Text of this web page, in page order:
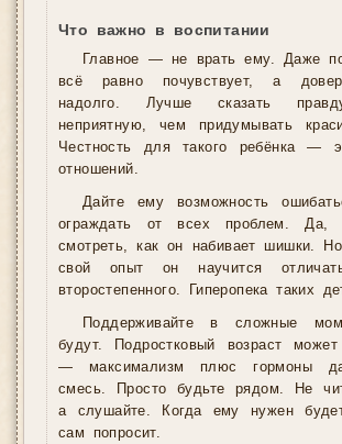
Что важно в воспитании
Главное — не врать ему. Даже
всё равно почувствует, а
надолго. Лучше сказать
неприятную, чем придумывать
Честность для такого ребёнка —
отношений.
Дайте ему возможность
ограждать от всех проблем. Да,
смотреть, как он набивает шишки.
свой опыт он научится
второстепенного. Гиперопека таких
Поддерживайте в сложные
будут. Подростковый возраст
— максимализм плюс гормоны
смесь. Просто будьте рядом. Не
а слушайте. Когда ему нужен
сам попросит.